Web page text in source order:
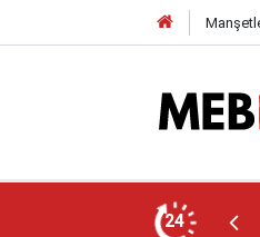
24
Başladı! İşte Başvuru